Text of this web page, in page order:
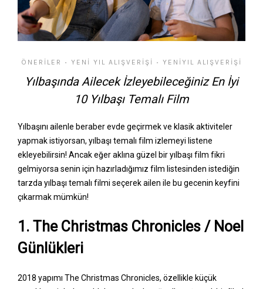
ÖNERILER • YENI YIL ALIŞVERIŞI • YENIYIL ALIŞVERIŞI
Yılbaşında Ailecek İzleyebileceğiniz En İyi
10 Yılbaşı Temalı Film
Yılbaşını ailenle beraber evde geçirmek ve klasik aktiviteler
yapmak istiyorsan, yılbaşı temalı film izlemeyi listene
ekleyebilirsin! Ancak eğer aklına güzel bir yılbaşı film fikri
gelmiyorsa senin için hazırladığımız film listesinden istediğin
tarzda yılbaşı temalı filmi seçerek ailen ile bu gecenin keyfini
çıkarmak mümkün!
1. The Christmas Chronicles / Noel
Günlükleri
2018 yapımı The Christmas Chronicles, özellikle küçük